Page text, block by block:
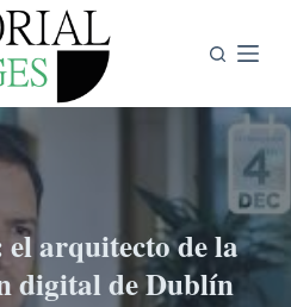
arquitecto de la
digital de Dublín